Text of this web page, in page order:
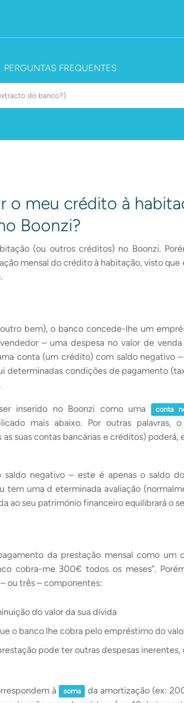
PERGUNTAS FREQUENTES
o meu crédito à
Boonzi?
(ou outros créditos) no Boonzi.
mensal do crédito à habitação, visto
bem), o banco concede-lhe um
– uma despesa no valor de
conta (um crédito) com saldo negativo
determinadas condições de pagamento
inserido no Boonzi como uma conta
mais abaixo. Por outras palavras,
suas contas bancárias e créditos) poderá,
saldo negativo – este é apenas o saldo
tem uma d eterminada avaliação
ao seu património financeiro equilibrará o
da prestação mensal como um
cobra-me 300€ todos os meses”.
ou três – componentes:
do valor da sua dívida
o banco lhe cobra pelo empréstimo do
pode ter outras despesas inerentes,
à soma
da amortização (ex: